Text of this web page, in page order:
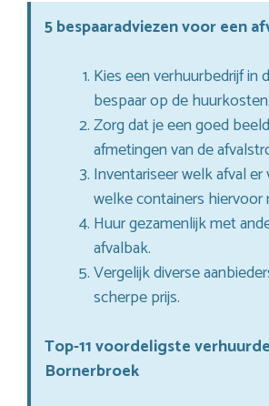
5 bespaaradviezen voor een
Kies een verhuurbedrijf in
bespaar op de huurkosten.
Zorg dat je een goed
afmetingen van de
Inventariseer welk afval
welke containers hiervoor
Huur gezamenlijk met
afvalbak.
Vergelijk diverse
scherpe prijs.
Top-11 voordeligste
Bornerbroek